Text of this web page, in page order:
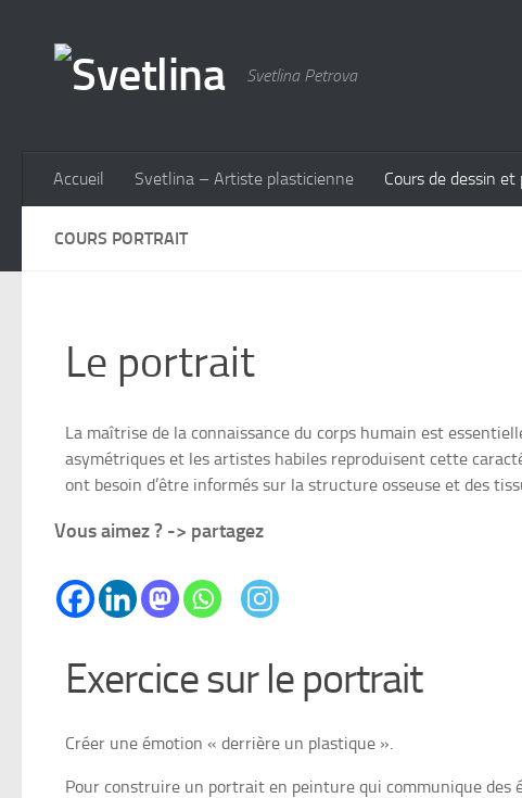
Svetlina Petrova
Accueil Svetlina – Artiste plasticienne Cours de dessin
COURS PORTRAIT
Le portrait
La maîtrise de la connaissance du corps humain est
asymétriques et les artistes habiles reproduisent cette
ont besoin d’être informés sur la structure osseuse et des
Vous aimez ? -> partagez
Exercice sur le portrait
Créer une émotion « derrière un plastique ».
Pour construire un portrait en peinture qui communique des